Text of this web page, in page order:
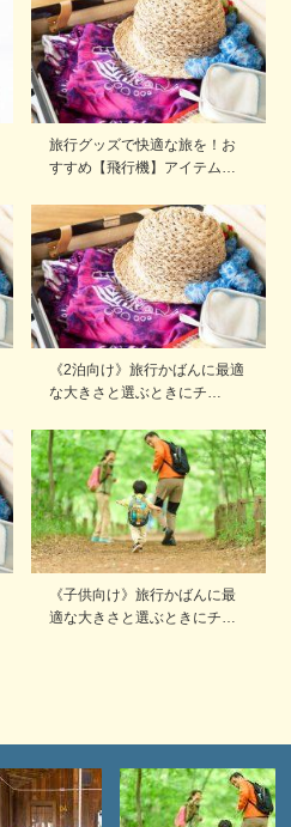
旅行グッズで快適な旅を！お
すすめ【飛行機】アイテム…
《2泊向け》旅行かばんに最適
な大きさと選ぶときにチ…
《子供向け》旅行かばんに最
適な大きさと選ぶときにチ…